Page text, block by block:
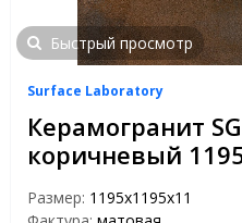
Быстрый просмотр
Surface Laboratory
Керамогранит
коричневый
Размер: 1195х1195х11